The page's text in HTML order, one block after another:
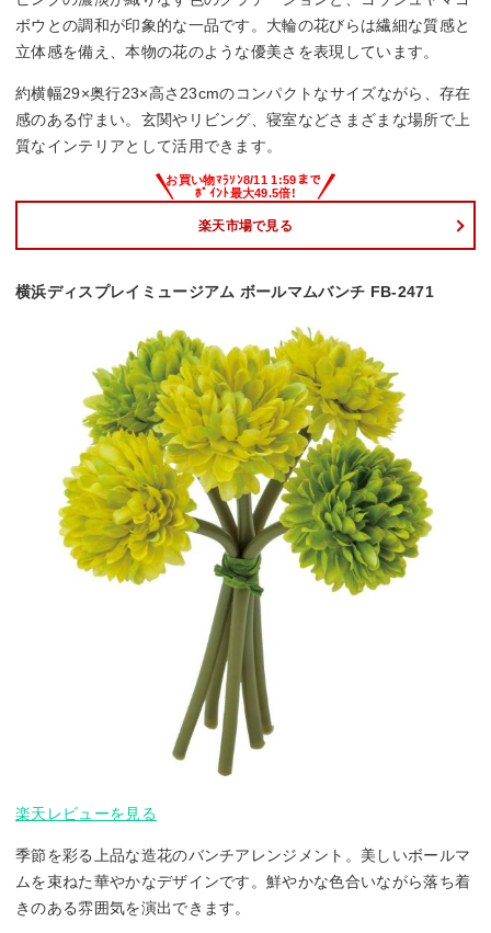
ボウとの調和が印象的な一品です。大輪の花びらは繊細な質感と
立体感を備え、本物の花のような優美さを表現しています。
約横幅29×奥行23×高さ23cmのコンパクトなサイズながら、存在
感のある佇まい。玄関やリビング、寝室などさまざまな場所で上
質なインテリアとして活用できます。
楽天市場で見る
横浜ディスプレイミュージアム ボールマムバンチ FB-2471
楽天レビューを見る
季節を彩る上品な造花のバンチアレンジメント。美しいボールマ
ムを束ねた華やかなデザインです。鮮やかな色合いながら落ち着
きのある雰囲気を演出できます。